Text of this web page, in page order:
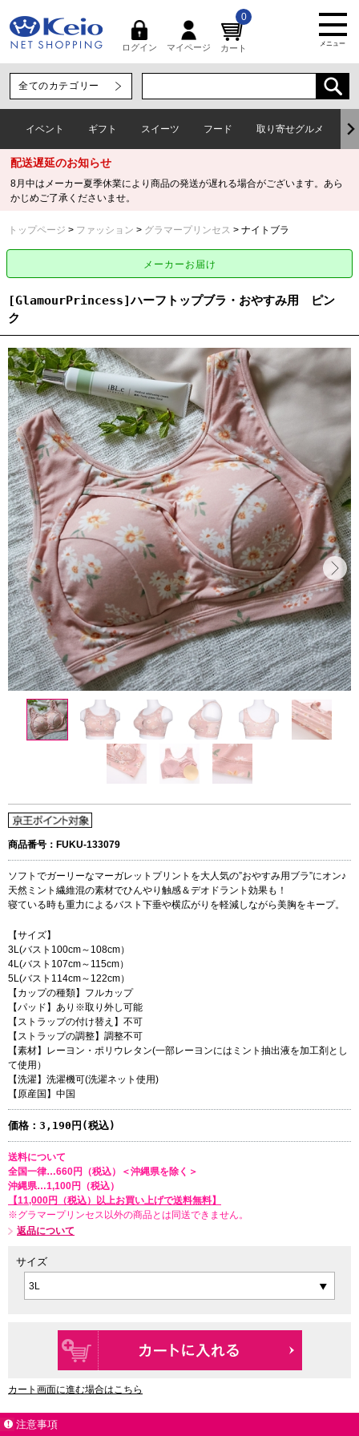
ログイン マイページ カート
0
メニュー
イベント ギフト スイーツ フード 取り寄せグルメ
配送遅延のお知らせ
8月中はメーカー夏季休業により商品の発送が遅れる場合がございます。あら
かじめご了承くださいませ。
トップページ ファッション グラマープリンセス ナイトブラ
[GlamourPrincess]ハーフトップブラ・おやすみ用 ピン
ク
商品番号：FUKU-133079
ソフトでガーリーなマーガレットプリントを大人気の”おやすみ用ブラ”にオン♪
天然ミント繊維混の素材でひんやり触感＆デオドラント効果も！
寝ている時も重力によるバスト下垂や横広がりを軽減しながら美胸をキープ。
【サイズ】
3L(バスト100cm～108cm）
4L(バスト107cm～115cm）
5L(バスト114cm～122cm）
【カップの種類】フルカップ
【パッド】あり※取り外し可能
【ストラップの付け替え】不可
【ストラップの調整】調整不可
【素材】レーヨン・ポリウレタン(一部レーヨンにはミント抽出液を加工剤とし
て使用）
【洗濯】洗濯機可(洗濯ネット使用)
【原産国】中国
価格： 3,190円(税込)
送料について
全国一律…660円（税込）＜沖縄県を除く＞
沖縄県…1,100円（税込）
【11,000円（税込）以上お買い上げで送料無料】
※グラマープリンセス以外の商品とは同送できません。
返品について
サイズ
カート画面に進む場合はこちら
注意事項